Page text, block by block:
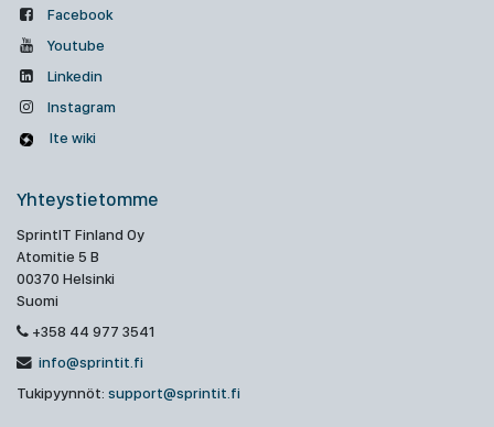
Facebook
Youtube
Linkedin
Instagram
Ite wiki
Yhteystietomme
SprintIT Finland Oy
Atomitie 5 B
00370 Helsinki
Suomi
+358 44 977 3541
info@sprintit.fi
Tukipyynnöt: support@sprintit.fi